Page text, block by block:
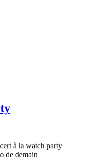
à la watch party
de demain